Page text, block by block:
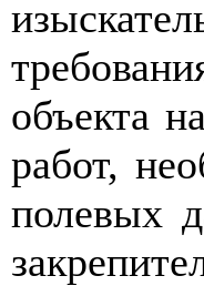
объекта
работ,
полевых
закрепи